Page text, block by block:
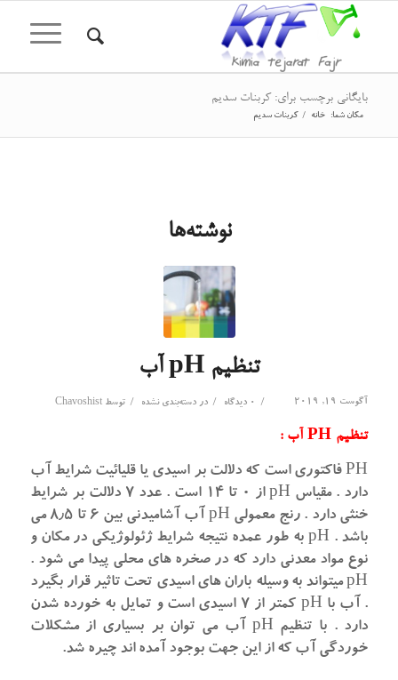
بایگانی برچسب برای: کربنات سدیم
مکان شما: خانه / کربنات سدیم
نوشته‌ها
تنظیم pH آب
آگوست 19, 2019 / 0 دیدگاه / در دسته‌بندی نشده / توسط Chavoshist
تنظیم PH آب :
PH فاکتوری است که دلالت بر اسیدی یا قلیائیت شرایط آب
دارد . مقیاس pH از ۰ تا ۱۴ است . عدد ۷ دلالت بر شرایط
خنثی دارد . رنج معمولی pH آب آشامیدنی بین ۶ تا ۸٫۵ می
باشد . pH به طور عمده نتیجه شرایط ژئولوژیکی در مکان و
نوع مواد معدنی دارد که در صخره های محلی پیدا می شود .
pH میتواند به وسیله باران های اسیدی تحت تاثیر قرار بگیرد
. آب با pH کمتر از ۷ اسیدی است و تمایل به خورده شدن
دارد . با تنظیم pH آب می توان بر بسیاری از مشکلات
خوردگی آب که از این جهت بوجود آمده اند چیره شد.